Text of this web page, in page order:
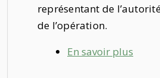
représentant de
de l’opération.
En savoir plus